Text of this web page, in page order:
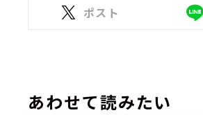
ポスト
あわせて読みたい